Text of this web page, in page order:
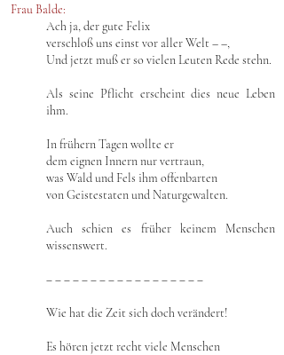
Frau Balde:
Ach ja, der gute Felix
verschloß uns einst vor aller Welt – –,
Und jetzt muß er so vielen Leuten Rede stehn.
Als seine Pflicht erscheint dies neue Leben
ihm.
In frühern Tagen wollte er
dem eignen Innern nur vertraun,
was Wald und Fels ihm offenbarten
von Geistestaten und Naturgewalten.
Auch schien es früher keinem Menschen
wissenswert.
‒ ‒ ‒ ‒ ‒ ‒ ‒ ‒ ‒ ‒ ‒ ‒ ‒ ‒ ‒ ‒ ‒ ‒
Wie hat die Zeit sich doch verändert!
Es hören jetzt recht viele Menschen